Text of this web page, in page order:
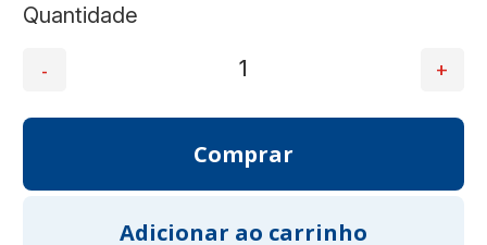
Quantidade